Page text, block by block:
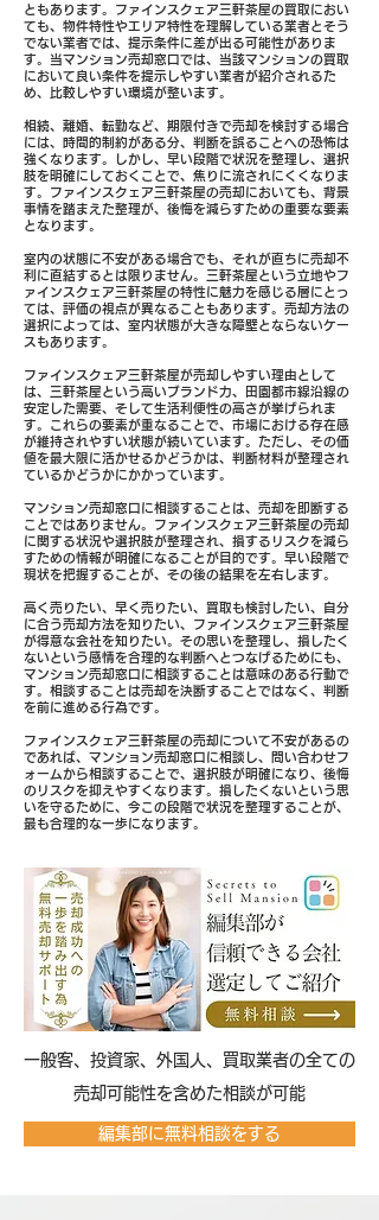
ともあります。ファインスクェア三軒茶屋の買取におい
ても、物件特性やエリア特性を理解している業者とそう
でない業者では、提示条件に差が出る可能性がありま
す。当マンション売却窓口では、当該マンションの買取
において良い条件を提示しやすい業者が紹介されるた
め、比較しやすい環境が整います。
相続、離婚、転勤など、期限付きで売却を検討する場合
には、時間的制約がある分、判断を誤ることへの恐怖は
強くなります。しかし、早い段階で状況を整理し、選択
肢を明確にしておくことで、焦りに流されにくくなりま
す。ファインスクェア三軒茶屋の売却においても、背景
事情を踏まえた整理が、後悔を減らすための重要な要素
となります。
室内の状態に不安がある場合でも、それが直ちに売却不
利に直結するとは限りません。三軒茶屋という立地やフ
ァインスクェア三軒茶屋の特性に魅力を感じる層にとっ
ては、評価の視点が異なることもあります。売却方法の
選択によっては、室内状態が大きな障壁とならないケー
スもあります。
ファインスクェア三軒茶屋が売却しやすい理由として
は、三軒茶屋という高いブランド力、田園都市線沿線の
安定した需要、そして生活利便性の高さが挙げられま
す。これらの要素が重なることで、市場における存在感
が維持されやすい状態が続いています。ただし、その価
値を最大限に活かせるかどうかは、判断材料が整理され
ているかどうかにかかっています。
マンション売却窓口に相談することは、売却を即断する
ことではありません。ファインスクェア三軒茶屋の売却
に関する状況や選択肢が整理され、損するリスクを減ら
すための情報が明確になることが目的です。早い段階で
現状を把握することが、その後の結果を左右します。
高く売りたい、早く売りたい、買取も検討したい、自分
に合う売却方法を知りたい、ファインスクェア三軒茶屋
が得意な会社を知りたい。その思いを整理し、損したく
ないという感情を合理的な判断へとつなげるためにも、
マンション売却窓口に相談することは意味のある行動で
す。相談することは売却を決断することではなく、判断
を前に進める行為です。
ファインスクェア三軒茶屋の売却について不安があるの
であれば、マンション売却窓口に相談し、問い合わせフ
ォームから相談することで、選択肢が明確になり、後悔
のリスクを抑えやすくなります。損したくないという思
いを守るために、今この段階で状況を整理することが、
最も合理的な一歩になります。
​一般客、投資家、外国人、買取業者の全ての
売却可能性を含めた相談が可能
編集部に無料相談をする